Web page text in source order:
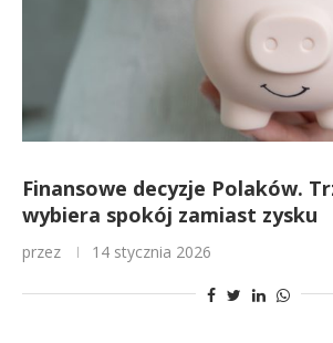
Finansowe decyzje Polaków.
wybiera spokój zamiast zysku
przez 14 stycznia 2026